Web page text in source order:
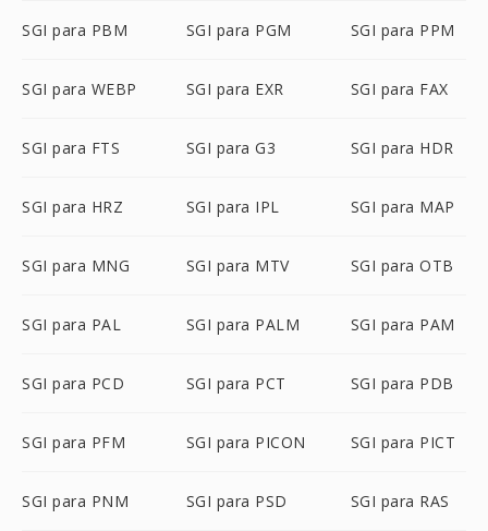
SGI para PBM SGI para PGM SGI para PPM
SGI para WEBP SGI para EXR SGI para FAX
SGI para FTS SGI para G3 SGI para HDR
SGI para HRZ SGI para IPL SGI para MAP
SGI para MNG SGI para MTV SGI para OTB
SGI para PAL SGI para PALM SGI para PAM
SGI para PCD SGI para PCT SGI para PDB
SGI para PFM SGI para PICON SGI para PICT
SGI para PNM SGI para PSD SGI para RAS